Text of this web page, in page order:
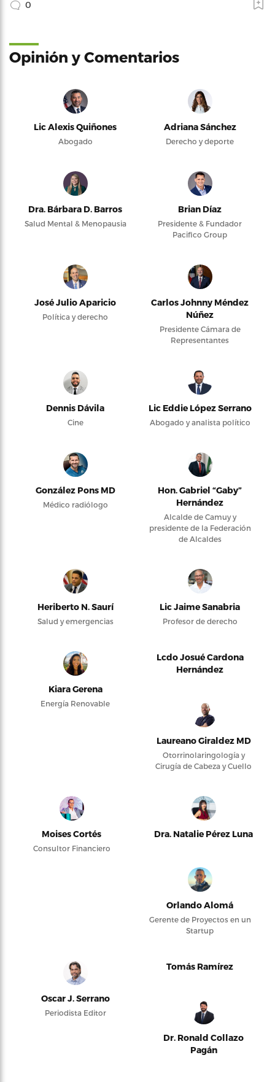
0
Opinión y Comentarios
Lic Alexis Quiñones
Abogado
Adriana Sánchez
Derecho y deporte
Dra. Bárbara D. Barros
Salud Mental & Menopausia
Brian Díaz
Presidente & Fundador
Pacifico Group
José Julio Aparicio
Política y derecho
Carlos Johnny Méndez
Núñez
Presidente Cámara de
Representantes
Dennis Dávila
Cine
Lic Eddie López Serrano
Abogado y analista político
González Pons MD
Médico radiólogo
Hon. Gabriel “Gaby”
Hernández
Alcalde de Camuy y
presidente de la Federación
de Alcaldes
Heriberto N. Saurí
Salud y emergencias
Lic Jaime Sanabria
Profesor de derecho
Kiara Gerena
Energía Renovable
Lcdo Josué Cardona
Hernández
Laureano Giraldez MD
Otorrinolaringología y
Cirugía de Cabeza y Cuello
Moises Cortés
Consultor Financiero
Dra. Natalie Pérez Luna
Orlando Alomá
Gerente de Proyectos en un
Startup
Oscar J. Serrano
Periodista Editor
Tomás Ramírez
Dr. Ronald Collazo
Pagán